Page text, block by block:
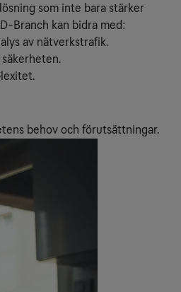
som inte bara stärker
Branch kan bidra med:
av nätverkstrafik.
behov och förutsättningar.